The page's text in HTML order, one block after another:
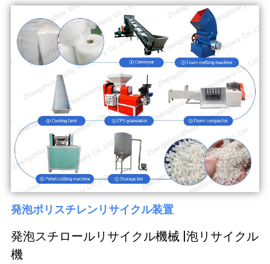
発泡ポリスチレンリサイクル装置
発泡スチロールリサイクル機械 |泡リサイクル
機